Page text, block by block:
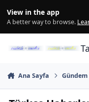
View in the app
A better way to browse.
Ana Sayfa Gündem